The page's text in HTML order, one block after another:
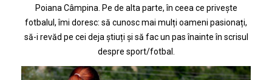
Poiana Câmpina. Pe de alta parte, în ceea ce privește
fotbalul, îmi doresc: să cunosc mai mulți oameni pasionați,
să-i revăd pe cei deja știuți și să fac un pas înainte în scrisul
despre sport/fotbal.